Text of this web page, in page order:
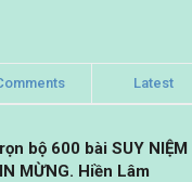
Latest
bộ 600 bài SUY NIỆM
MỪNG. Hiền Lâm